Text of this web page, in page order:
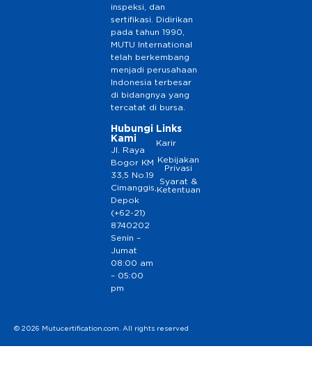
inspeksi, dan
sertifikasi. Didirikan
pada tahun 1990,
MUTU International
telah berkembang
menjadi perusahaan
Indonesia terbesar
di bidangnya yang
tercatat di bursa.
Hubungi
Kami
Jl. Raya
Bogor KM
33,5 No.19
Cimanggis,
Depok
(+62-21)
8740202
Senin –
Jumat
08:00 am
– 05:00
pm
Links
Karir
Kebijakan
Privasi
Syarat &
Ketentuan
© 2026 Mutucertification.com. All rights reserved